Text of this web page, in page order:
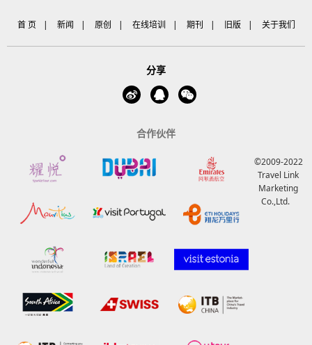
首 页 | 新闻 | 原创 | 在线培训 | 期刊 | 旧版 | 关于我们
分享
合作伙伴
©2009-2022
Travel Link
Marketing
Co.,Ltd.